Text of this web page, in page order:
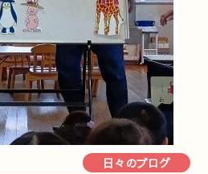
日々のブログ